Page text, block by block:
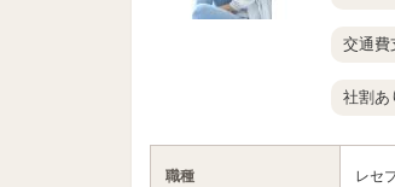
交通費
社割あ
職種 レセ